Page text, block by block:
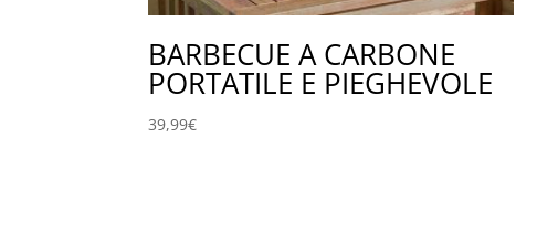
BARBECUE A CARBONE
PORTATILE E PIEGHEVOLE
39,99€